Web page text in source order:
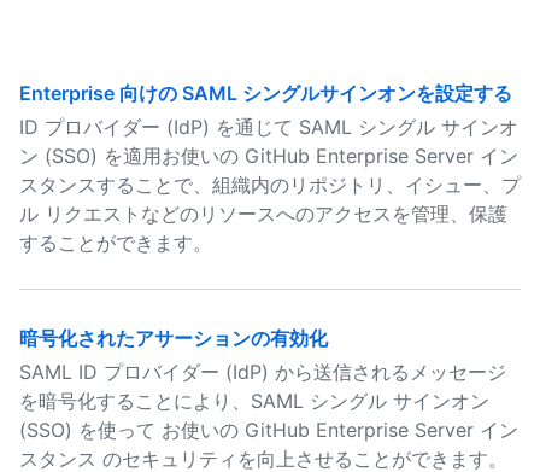
Enterprise 向けの SAML シングルサインオンを設定する
ID プロバイダー (IdP) を通じて SAML シングル サインオ
ン (SSO) を適用お使いの GitHub Enterprise Server イン
スタンスすることで、組織内のリポジトリ、イシュー、プ
ル リクエストなどのリソースへのアクセスを管理、保護
することができます。
暗号化されたアサーションの有効化
SAML ID プロバイダー (IdP) から送信されるメッセージ
を暗号化することにより、SAML シングル サインオン
(SSO) を使って お使いの GitHub Enterprise Server イン
スタンス のセキュリティを向上させることができます。